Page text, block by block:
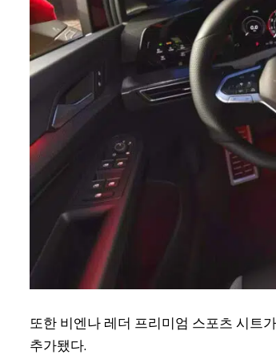
또한 비엔나 레더 프리미엄 스포츠 시트
추가됐다.